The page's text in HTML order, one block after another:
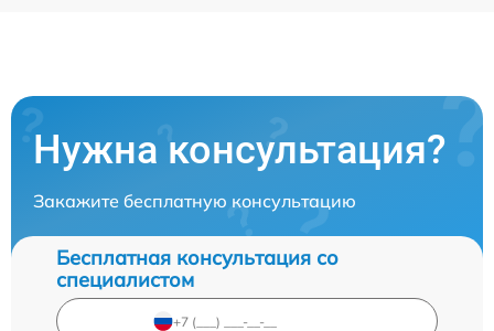
Нужна консультация?
Закажите бесплатную консультацию
Бесплатная консультация со
специалистом